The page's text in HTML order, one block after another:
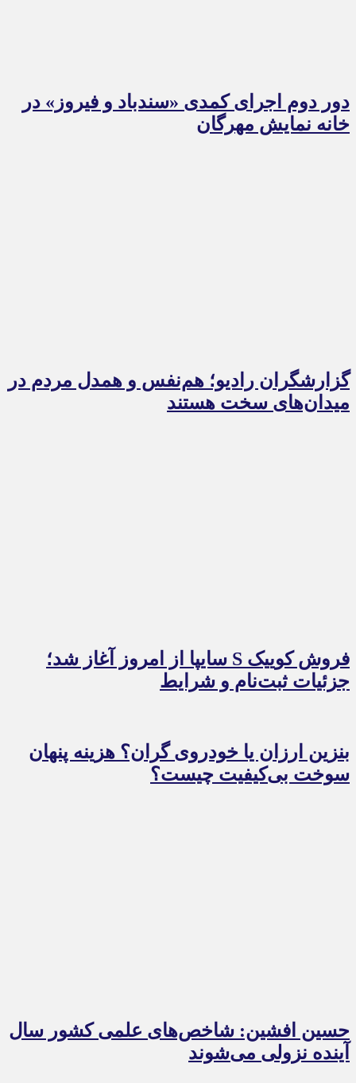
دور دوم اجرای کمدی «سندباد و فیروز» در
خانه نمایش مهرگان
گزارشگران رادیو؛ هم‌نفس و همدل مردم در
میدان‌های سخت هستند
فروش کوییک S سایپا از امروز آغاز شد؛
جزئیات ثبت‌نام و شرایط
بنزین ارزان یا خودروی گران؟ هزینه پنهان
سوخت بی‌کیفیت چیست؟
حسین افشین: شاخص‌های علمی کشور سال
آینده نزولی می‌شوند